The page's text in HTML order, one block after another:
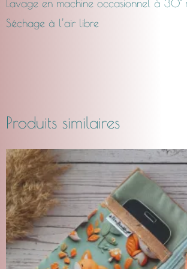
Lavage en machine occasionnel à
Séchage à l’air libre
Produits similaires
de
prix :
CHF24.00
à
CHF29.00
Ce
produit
a
plusieurs
variations.
Les